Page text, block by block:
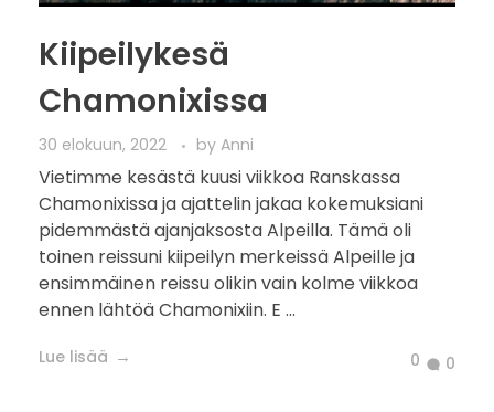
Kiipeilykesä
Chamonixissa
30 elokuun, 2022 by Anni
Vietimme kesästä kuusi viikkoa Ranskassa
Chamonixissa ja ajattelin jakaa kokemuksiani
pidemmästä ajanjaksosta Alpeilla. Tämä oli
toinen reissuni kiipeilyn merkeissä Alpeille ja
ensimmäinen reissu olikin vain kolme viikkoa
ennen lähtöä Chamonixiin. E ...
Lue lisää 0 0